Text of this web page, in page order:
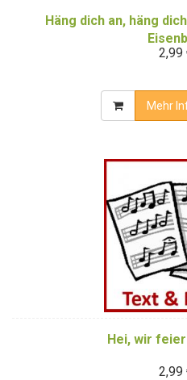
Häng dich an, häng
2,99
Mehr
Hei, wir
2,99